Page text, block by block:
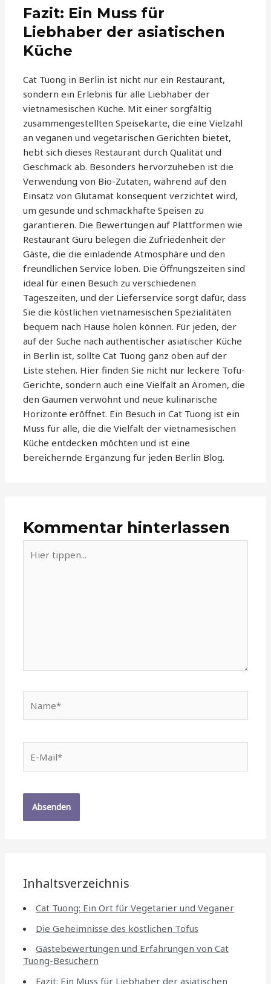
Fazit: Ein Muss für
Liebhaber der asiatischen
Küche
Cat Tuong in Berlin ist nicht nur ein Restaurant,
sondern ein Erlebnis für alle Liebhaber der
vietnamesischen Küche. Mit einer sorgfältig
zusammengestellten Speisekarte, die eine Vielzahl
an veganen und vegetarischen Gerichten bietet,
hebt sich dieses Restaurant durch Qualität und
Geschmack ab. Besonders hervorzuheben ist die
Verwendung von Bio-Zutaten, während auf den
Einsatz von Glutamat konsequent verzichtet wird,
um gesunde und schmackhafte Speisen zu
garantieren. Die Bewertungen auf Plattformen wie
Restaurant Guru belegen die Zufriedenheit der
Gäste, die die einladende Atmosphäre und den
freundlichen Service loben. Die Öffnungszeiten sind
ideal für einen Besuch zu verschiedenen
Tageszeiten, und der Lieferservice sorgt dafür, dass
Sie die köstlichen vietnamesischen Spezialitäten
bequem nach Hause holen können. Für jeden, der
auf der Suche nach authentischer asiatischer Küche
in Berlin ist, sollte Cat Tuong ganz oben auf der
Liste stehen. Hier finden Sie nicht nur leckere Tofu-
Gerichte, sondern auch eine Vielfalt an Aromen, die
den Gaumen verwöhnt und neue kulinarische
Horizonte eröffnet. Ein Besuch in Cat Tuong ist ein
Muss für alle, die die Vielfalt der vietnamesischen
Küche entdecken möchten und ist eine
bereichernde Ergänzung für jeden Berlin Blog.
Kommentar hinterlassen
tippen...
Mail*
Inhaltsverzeichnis
Cat Tuong: Ein Ort für Vegetarier und Veganer
Die Geheimnisse des köstlichen Tofus
Gästebewertungen und Erfahrungen von Cat
Tuong-Besuchern
Fazit: Ein Muss für Liebhaber der asiatischen